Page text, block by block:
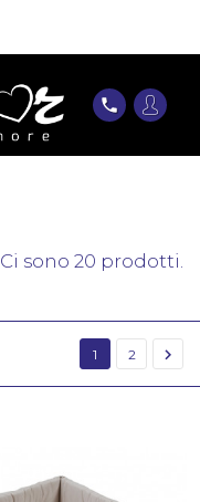
phone
Ci sono 20 prodotti.
1 2 